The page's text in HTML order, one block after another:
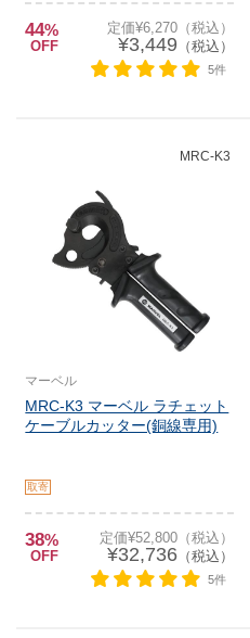
44%
OFF
定価¥6,270（税込）
¥3,449 （税込）
5件
MRC-K3
マーベル
MRC-K3 マーベル ラチェット
ケーブルカッター(銅線専用)
取寄
38%
OFF
定価¥52,800（税込）
¥32,736（税込）
5件